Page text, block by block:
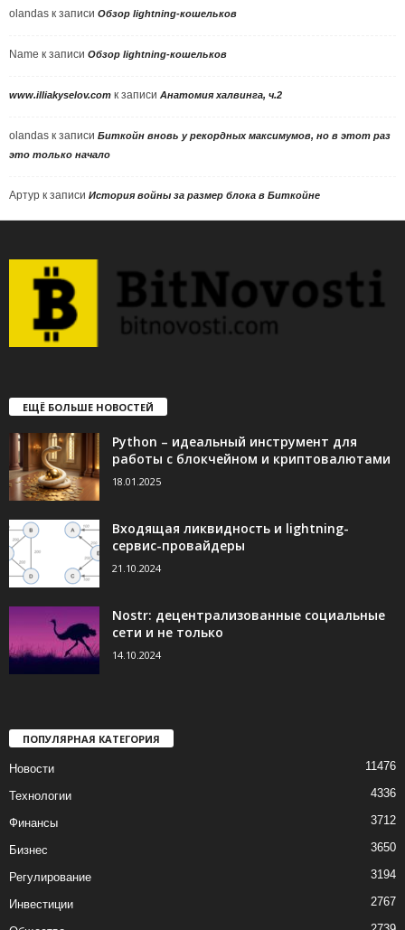
olandas к записи Обзор lightning-кошельков
Name к записи Обзор lightning-кошельков
www.illiakyselov.com к записи Анатомия халвинга, ч.2
olandas к записи Биткойн вновь у рекордных максимумов, но в этот раз
это только начало
Артур к записи История войны за размер блока в Биткойне
ЕЩЁ БОЛЬШЕ НОВОСТЕЙ
Python – идеальный инструмент для
работы с блокчейном и криптовалютами
18.01.2025
Входящая ликвидность и lightning-
сервис-провайдеры
21.10.2024
Nostr: децентрализованные социальные
сети и не только
14.10.2024
ПОПУЛЯРНАЯ КАТЕГОРИЯ
Новости 11476
Технологии 4336
Финансы 3712
Бизнес 3650
Регулирование 3194
Инвестиции 2767